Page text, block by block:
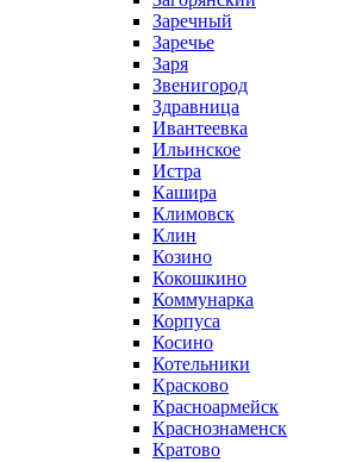
Заречный
Заречье
Заря
Звенигород
Здравница
Ивантеевка
Ильинское
Истра
Кашира
Климовск
Клин
Козино
Кокошкино
Коммунарка
Корпуса
Косино
Котельники
Красково
Красноармейск
Краснознаменск
Кратово